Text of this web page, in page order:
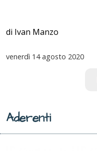
di Ivan Manzo
venerdì 14 agosto 2020
Aderenti